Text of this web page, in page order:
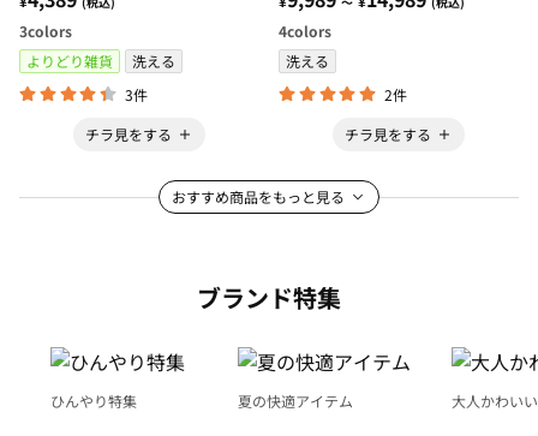
3colors
よりどり雑貨
洗える
3件
チラ見をする
生活・イージーオーダー＞
4colors
洗える
2件
チラ見をする
おすすめ商品をもっと見る
ブランド特集
ひんやり特集 夏の快適アイテム 大人かわい